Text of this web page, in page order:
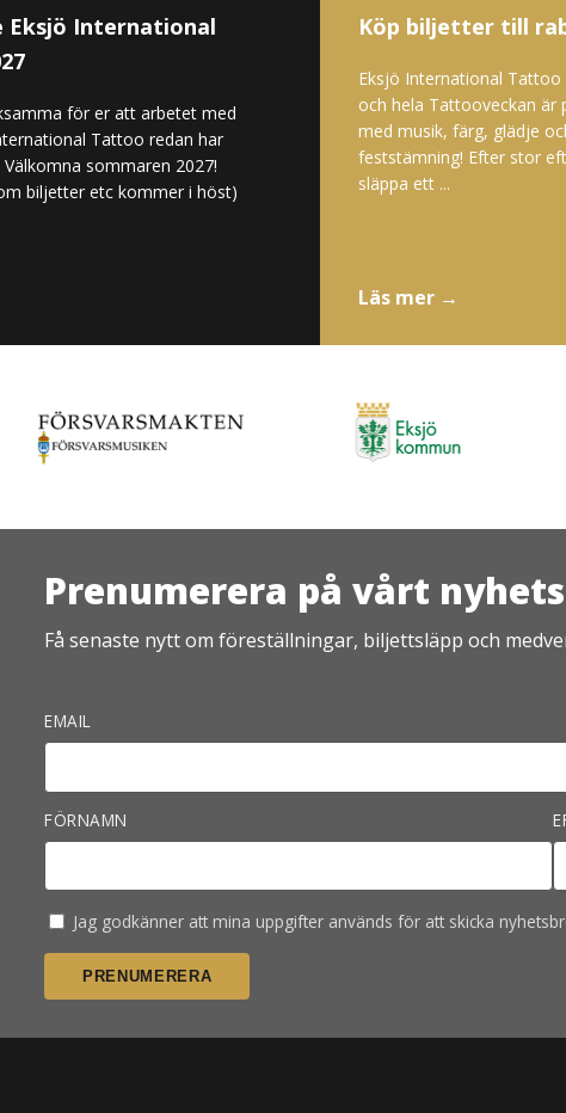
Eksjö International
för er att arbetet med
Tattoo redan har
sommaren 2027!
biljetter etc kommer i höst)
Köp biljetter till
Eksjö International
och hela Tattooveckan är
med musik, färg, glädje
feststämning! Efter stor
släppa ett ...
Läs mer →
Prenumerera på vårt
Få senaste nytt om föreställningar, biljettsläpp och
EMAIL
FÖRNAMN
Jag godkänner att mina uppgifter används för att skicka